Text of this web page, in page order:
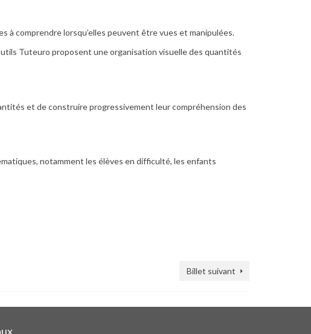
comprendre lorsqu’elles peuvent être vues et manipulées.
Tuteuro proposent une organisation visuelle des quantités
et de construire progressivement leur compréhension des
notamment les élèves en difficulté, les enfants
Billet suivant